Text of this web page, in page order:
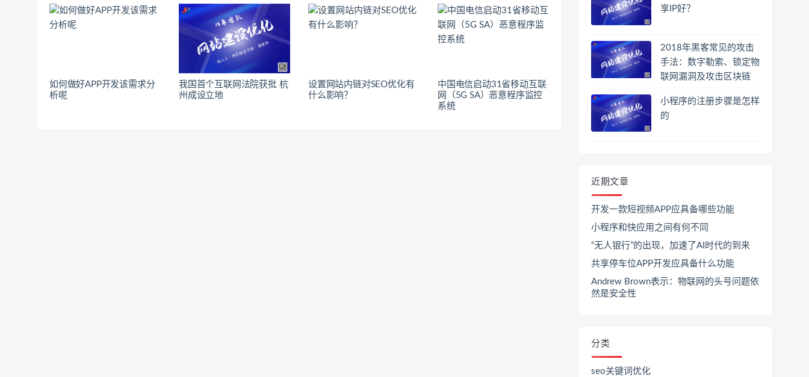
如何做好APP开发该需求分
析呢
我国首个互联网法院获批 杭
州成设立地
设置网站内链对SEO优化有
什么影响？
中国电信启动31省移动互联
网（5G SA）恶意程序监控
系统
享IP好？
2018年黑客常见的攻击
手法：数字勒索、锁定物
联网漏洞及攻击区块链
小程序的注册步骤是怎样
的
近期文章
开发一款短视频APP应具备哪些功能
小程序和快应用之间有何不同
“无人银行”的出现，加速了AI时代的到来
共享停车位APP开发应具备什么功能
Andrew Brown表示：物联网的头号问题依
然是安全性
分类
seo关键词优化